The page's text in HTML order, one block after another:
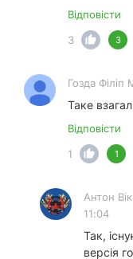
Відповісти
3
3
Гозда
Таке
Відповісти
1
1
Антон
11:04
Так,
версія